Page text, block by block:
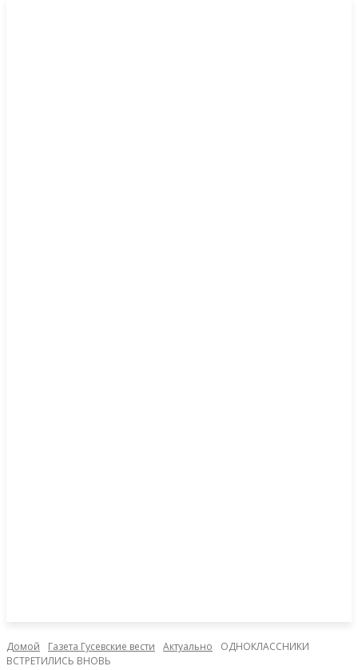
Домой Газета Гусевские вести Актуально
ОДНОКЛАССНИКИ
ВСТРЕТИЛИСЬ ВНОВЬ